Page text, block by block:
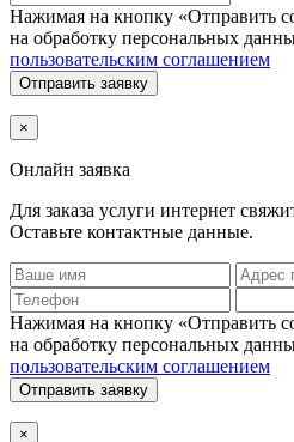
Нажимая на кнопку «Отправить
на обработку персональных
пользовательским соглашением
Отправить заявку
×
Онлайн заявка
Для заказа услуги интернет
Оставьте контактные данные.
Нажимая на кнопку «Отправить
на обработку персональных
пользовательским соглашением
Отправить заявку
×